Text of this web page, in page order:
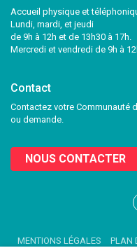
Accueil physique et
Lundi, mardi, et jeudi
de 9h à 12h et de 13h30 à 17h.
Mercredi et vendredi de 9h à
Contact
Contactez votre Communauté
ou demande.
NOUS CONTACTER
MENTIONS LÉGALES PLAN